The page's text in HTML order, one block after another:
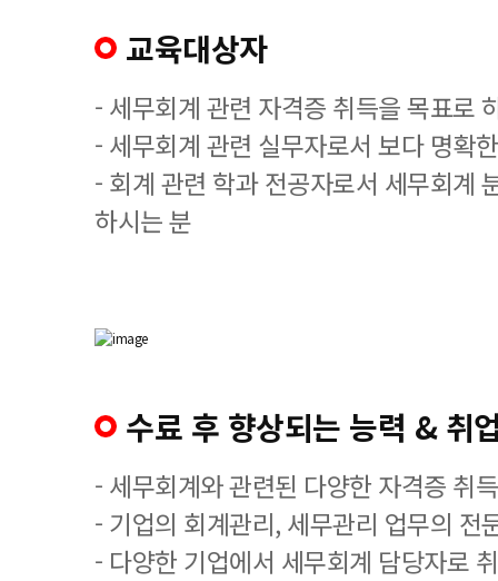
교육대상자
- 세무회계 관련 자격증 취득을 목표로
- 세무회계 관련 실무자로서 보다 명확
- 회계 관련 학과 전공자로서 세무회계
하시는 분
수료 후 향상되는 능력 & 취
- 세무회계와 관련된 다양한 자격증 취
- 기업의 회계관리, 세무관리 업무의 전
- 다양한 기업에서 세무회계 담당자로